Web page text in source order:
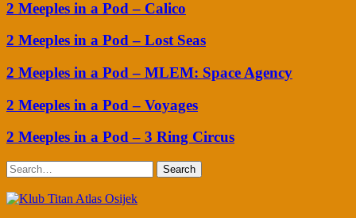
2 Meeples in a Pod – Calico
2 Meeples in a Pod – Lost Seas
2 Meeples in a Pod – MLEM: Space Agency
2 Meeples in a Pod – Voyages
2 Meeples in a Pod – 3 Ring Circus
Search